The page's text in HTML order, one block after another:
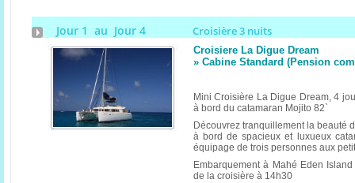
Jour 1 au Jour 4 Croisière 3 nuits
Croisiere La Digue Dream
» Cabine Standard (Pension
Mini Croisière La Digue Dream, 4
à bord du catamaran Mojito 82`
Découvrez tranquillement la beauté
à bord de spacieux et luxueux
équipage de trois personnes aux
Embarquement à Mahé Eden
de la croisière à 14h30